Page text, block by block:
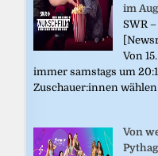
im
SWR
Von
immer samstags um
Zuschauer:innen
Von